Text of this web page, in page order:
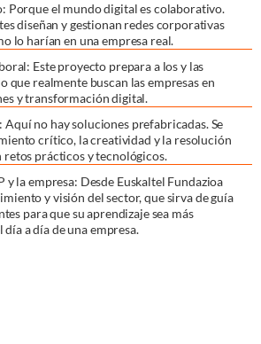
Porque el mundo digital es colaborativo.
diseñan y gestionan redes corporativas
lo harían en una empresa real.
Este proyecto prepara a los y las
que realmente buscan las empresas en
y transformación digital.
Aquí no hay soluciones prefabricadas. Se
crítico, la creatividad y la resolución
retos prácticos y tecnológicos.
y la empresa: Desde Euskaltel Fundazioa
y visión del sector, que sirva de guía
para que su aprendizaje sea más
a día de una empresa.